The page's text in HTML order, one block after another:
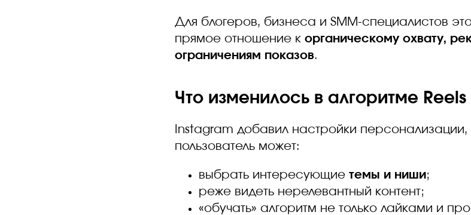
Для блогеров, бизнеса и SMM-специалистов
прямое отношение к органическому охвату,
ограничениям показов.
Что изменилось в алгоритме Reels
Instagram добавил настройки
пользователь может:
выбрать интересующие темы и ниши;
реже видеть нерелевантный контент;
«обучать» алгоритм не только лайками и